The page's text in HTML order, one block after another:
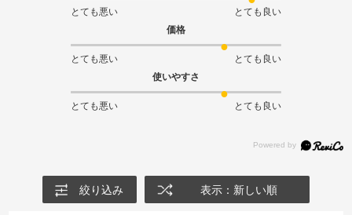
とても悪い
とても良い
価格
とても悪い
とても良い
使いやすさ
とても悪い とても良い
絞り込み 表示：新しい順